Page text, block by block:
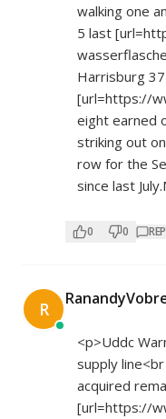
walking one
5 last [url=
Harrisburg
[url=https://
eight earned
striking out
row for the
since last
0 0
R
<p>Uddc
supply
acquired
[url=https://